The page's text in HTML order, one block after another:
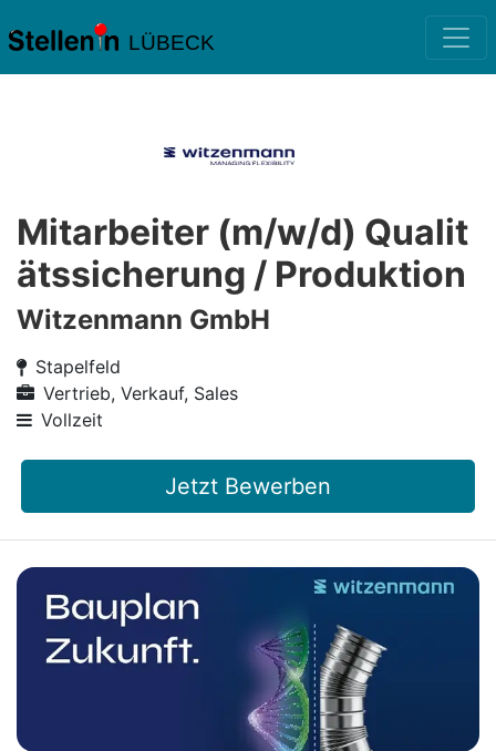
LÜBECK
Mitarbeiter (m/w/d) Qualit
ätssicherung / Produktion
Witzenmann GmbH
Stapelfeld
Vertrieb, Verkauf, Sales
Vollzeit
Jetzt Bewerben